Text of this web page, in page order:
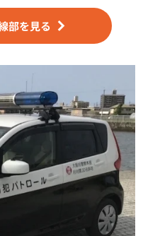
部を見る